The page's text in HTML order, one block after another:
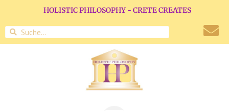
HOLISTIC PHILOSOPHY - CRETE CREATES